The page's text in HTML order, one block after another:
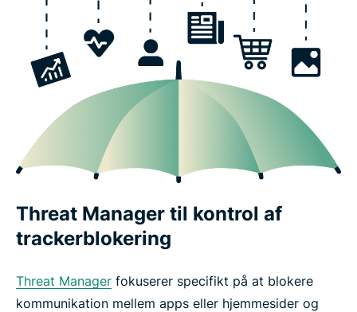
Threat Manager til kontrol af
trackerblokering
Threat Manager fokuserer specifikt på at blokere
kommunikation mellem apps eller hjemmesider og